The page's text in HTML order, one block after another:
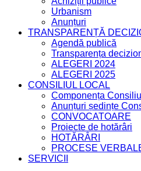
Urbanism
Anunțuri
TRANSPARENȚĂ
Agendă publică
Transparența
ALEGERI 2024
ALEGERI 2025
CONSILIUL LOCAL
Componența
Anunțuri ședințe
CONVOCATOARE
Proiecte de hotărâri
HOTĂRÂRI
PROCESE
SERVICII